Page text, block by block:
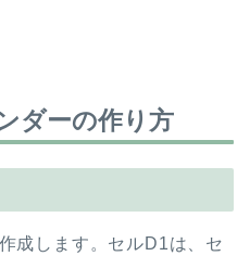
ダーの作り方
成します。セルD1は、セ